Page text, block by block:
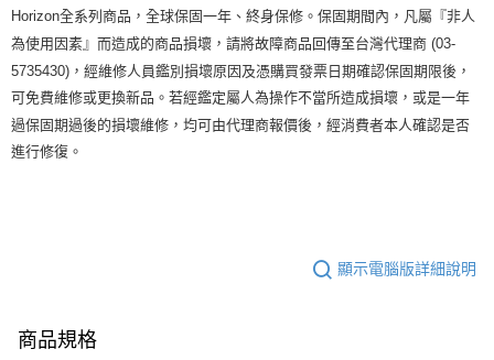
Horizon全系列商品，全球保固一年、終身保修。保固期間內，凡屬『非人
為使用因素』而造成的商品損壞，請將故障商品回傳至台灣代理商 (03-
5735430)，經維修人員鑑別損壞原因及憑購買發票日期確認保固期限後，
可免費維修或更換新品。若經鑑定屬人為操作不當所造成損壞，或是一年
過保固期過後的損壞維修，均可由代理商報價後，經消費者本人確認是否
進行修復。
顯示電腦版詳細說明
商品規格